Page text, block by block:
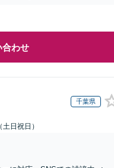
合わせ
千葉県
日祝日）